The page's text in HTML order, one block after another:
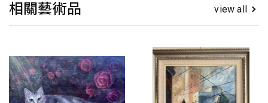
相關藝術品 view all